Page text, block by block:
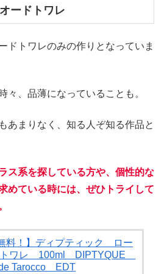
ードトワレ
ドトワレのみの作りとなっていま
々、品薄になっていることも。
あまりなく、知る人ぞ知る作品と
ス系を探している方や、個性的な
めている時には、ぜひトライして
料！】ディプティック ロー
トワレ 100ml DIPTYQUE
de Tarocco EDT